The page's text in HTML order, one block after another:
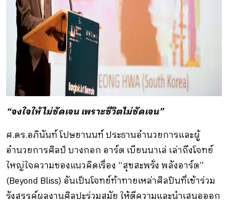
“จงใจให้ไม่ชัดเจน เพราะชีวิตไม่ชัดเจน”
ศ.ดร.อภินันท์ โปษยานนท์ ประธานอำนวยการและผู้
อำนวยการศิลป์ บางกอก อาร์ต เบียนนาเล่ เล่าถึงโจทย์
ใหญ่ใจความของแนวคิดเรื่อง “สุขสะพรั่ง พลังอาร์ต”
(Beyond Bliss) อันเป็นโจทย์ท้าทายเหล่าศิลปินที่เข้าร่วม
รังสรรค์ผลงานศิลปะร่วมสมัย ให้ตีความและนำเสนอออก